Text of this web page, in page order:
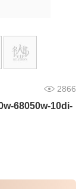
2866
68050w-10di-